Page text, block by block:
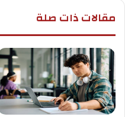
مقالات ذات صلة